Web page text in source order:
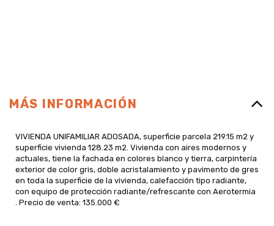
MÁS INFORMACIÓN
VIVIENDA UNIFAMILIAR ADOSADA, superficie parcela 219.15 m2 y
superficie vivienda 128.23 m2. Vivienda con aires modernos y
actuales, tiene la fachada en colores blanco y tierra, carpintería
exterior de color gris, doble acristalamiento y pavimento de gres
en toda la superficie de la vivienda, calefacción tipo radiante,
con equipo de protección radiante/refrescante con Aerotermia
. Precio de venta: 135.000 €